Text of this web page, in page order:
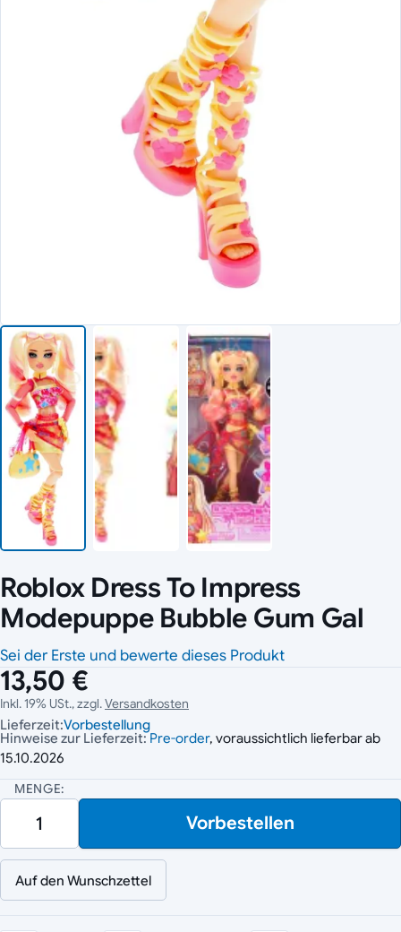
Roblox Dress To Impress
Modepuppe Bubble Gum Gal
Sei der Erste und bewerte dieses Produkt
13,50 €
Inkl. 19% USt., zzgl.Versandkosten
Lieferzeit:Vorbestellung
Hinweise zur Lieferzeit: Pre-order, voraussichtlich lieferbar ab
15.10.2026
MENGE:
Vorbestellen
Auf den Wunschzettel